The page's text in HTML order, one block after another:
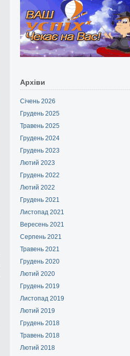
Архіви
Січень 2026
Грудень 2025
Травень 2025
Грудень 2024
Грудень 2023
Лютий 2023
Грудень 2022
Лютий 2022
Грудень 2021
Листопад 2021
Вересень 2021
Серпень 2021
Травень 2021
Грудень 2020
Лютий 2020
Грудень 2019
Листопад 2019
Лютий 2019
Грудень 2018
Травень 2018
Лютий 2018